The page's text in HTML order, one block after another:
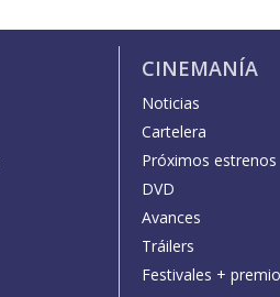
CINEMANÍA
Noticias
Cartelera
Próximos estrenos
DVD
Avances
Tráilers
Festivales +